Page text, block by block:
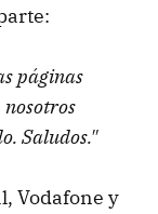
páginas
Saludos."
Vodafone y